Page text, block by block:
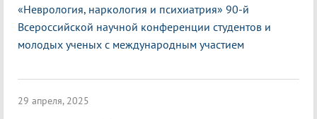
«Неврология, наркология и психиатрия» 90-й
Всероссийской научной конференции студентов и
молодых ученых с международным участием
29 апреля, 2025